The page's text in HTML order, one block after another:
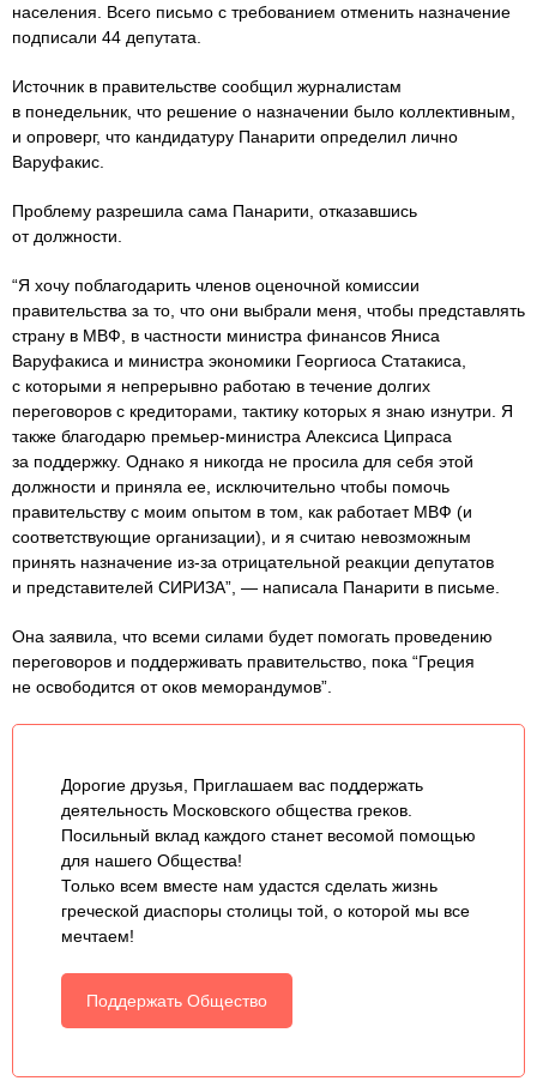
населения. Всего письмо с требованием отменить назначение
подписали 44 депутата.
Источник в правительстве сообщил журналистам
в понедельник, что решение о назначении было коллективным,
и опроверг, что кандидатуру Панарити определил лично
Варуфакис.
Проблему разрешила сама Панарити, отказавшись
от должности.
“Я хочу поблагодарить членов оценочной комиссии
правительства за то, что они выбрали меня, чтобы представлять
страну в МВФ, в частности министра финансов Яниса
Варуфакиса и министра экономики Георгиоса Статакиса,
с которыми я непрерывно работаю в течение долгих
переговоров с кредиторами, тактику которых я знаю изнутри. Я
также благодарю премьер-министра Алексиса Ципраса
за поддержку. Однако я никогда не просила для себя этой
должности и приняла ее, исключительно чтобы помочь
правительству с моим опытом в том, как работает МВФ (и
соответствующие организации), и я считаю невозможным
принять назначение из-за отрицательной реакции депутатов
и представителей СИРИЗА”, — написала Панарити в письме.
Она заявила, что всеми силами будет помогать проведению
переговоров и поддерживать правительство, пока “Греция
не освободится от оков меморандумов”.
Дорогие друзья, Приглашаем вас поддержать
деятельность Московского общества греков.
Посильный вклад каждого станет весомой помощью
для нашего Общества!
Только всем вместе нам удастся сделать жизнь
греческой диаспоры столицы той, о которой мы все
мечтаем!
Поддержать Общество